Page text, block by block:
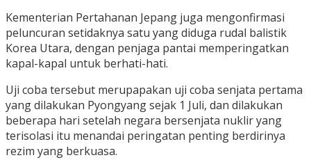
Kementerian Pertahanan Jepang juga mengonfirmasi
peluncuran setidaknya satu yang diduga rudal balistik
Korea Utara, dengan penjaga pantai memperingatkan
kapal-kapal untuk berhati-hati.
Uji coba tersebut merupapakan uji coba senjata pertama
yang dilakukan Pyongyang sejak 1 Juli, dan dilakukan
beberapa hari setelah negara bersenjata nuklir yang
terisolasi itu menandai peringatan penting berdirinya
rezim yang berkuasa.